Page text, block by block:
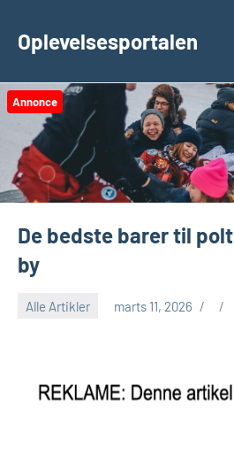
Oplevelsesportalen
Annonce
De bedste barer til
by
Alle Artikler marts 11, 2026